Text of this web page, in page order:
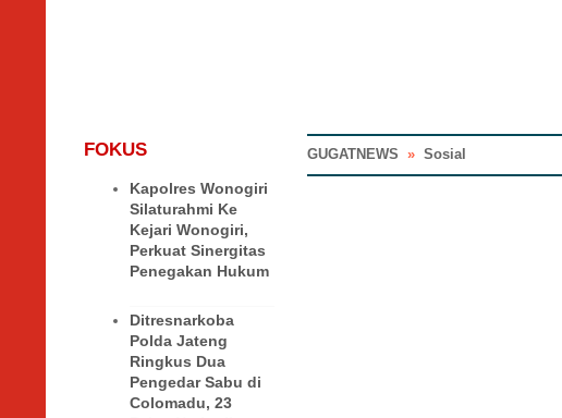
FOKUS
Kapolres Wonogiri
Silaturahmi Ke
Kejari Wonogiri,
Perkuat Sinergitas
Penegakan Hukum
Ditresnarkoba
Polda Jateng
Ringkus Dua
Pengedar Sabu di
Colomadu, 23
GUGATNEWS » Sosial